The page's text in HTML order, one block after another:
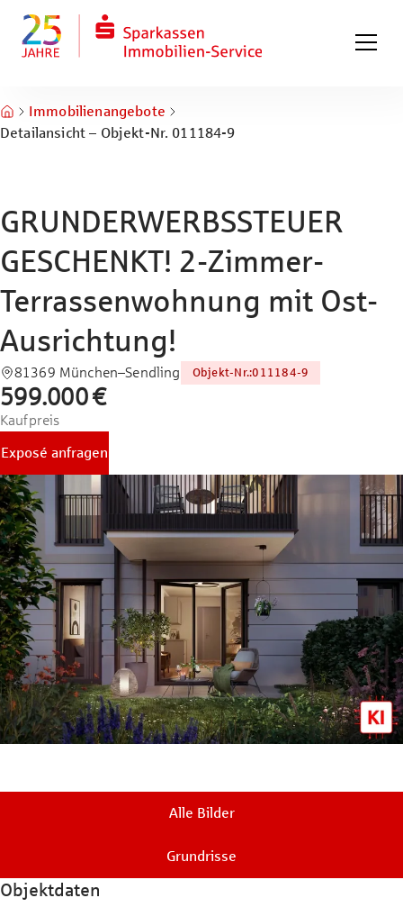
Zum Fuß springen
Immobilienangebote
Detailansicht – Objekt-Nr. 011184-9
GRUNDERWERBSSTEUER
GESCHENKT! 2-Zimmer-
Terrassenwohnung mit Ost-
Ausrichtung!
81369 München–Sendling Objekt-Nr.:011184-9
599.000 €
Kaufpreis
Exposé anfragen
Alle Bilder
Grundrisse
Objektdaten